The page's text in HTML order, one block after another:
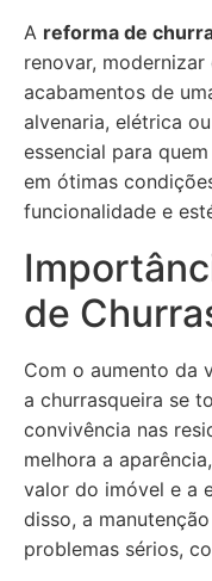
A reforma de
renovar,
acabamentos de
alvenaria, elétrica
essencial para
em ótimas
funcionalidade e
de
Com o aumento da
a churrasqueira se
convivência nas
melhora a
valor do imóvel e a
disso, a
problemas sérios,